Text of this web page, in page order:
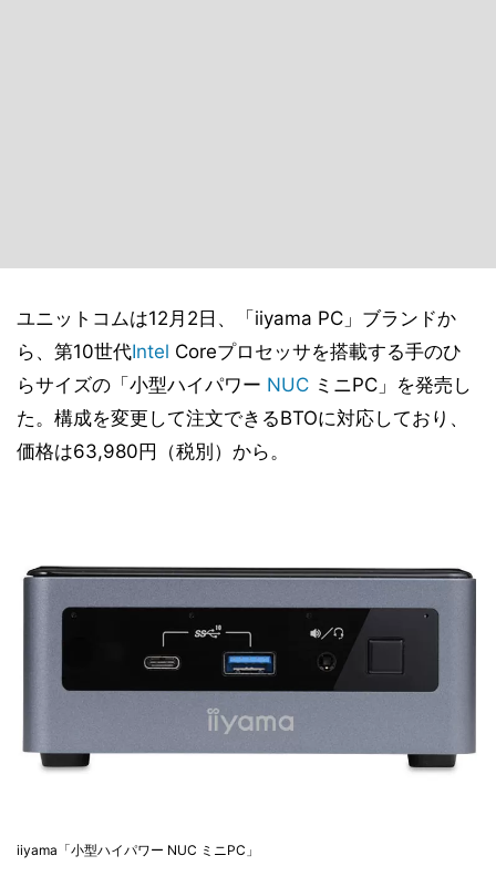
ユニットコムは12月2日、「iiyama PC」ブランドか
ら、第10世代Intel Coreプロセッサを搭載する手のひ
らサイズの「小型ハイパワー NUC ミニPC」を発売し
た。構成を変更して注文できるBTOに対応しており、
価格は63,980円（税別）から。
iiyama「小型ハイパワー NUC ミニPC」